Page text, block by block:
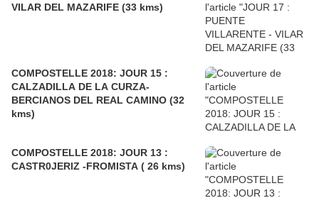
VILAR DEL MAZARIFE (33 kms)
COMPOSTELLE 2018: JOUR 15 :
CALZADILLA DE LA CURZA-
BERCIANOS DEL REAL CAMINO (32
kms)
COMPOSTELLE 2018: JOUR 13 :
CASTR0JERIZ -FROMISTA ( 26 kms)